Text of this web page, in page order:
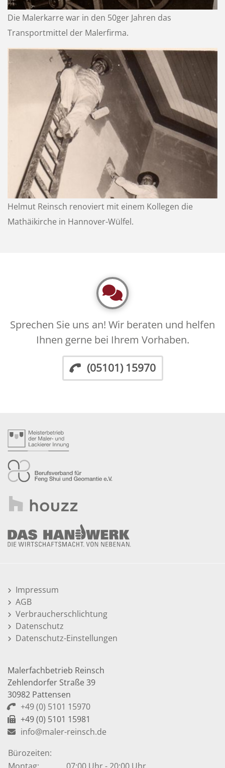
Die Malerkarre war in den 50ger Jahren das
Transportmittel der Malerfirma.
Helmut Reinsch renoviert mit einem Kollegen die
Mathäikirche in Hannover-Wülfel.
Sprechen Sie uns an! Wir beraten und helfen
Ihnen gerne bei Ihrem Vorhaben.
(05101) 15970
Impressum
AGB
Verbraucherschlichtung
Datenschutz
Datenschutz-Einstellungen
Malerfachbetrieb Reinsch
Zehlendorfer Straße 39
30982 Pattensen
+49 (0) 5101 15970
+49 (0) 5101 15981
info@maler-reinsch.de
Bürozeiten:
Montag:
07:00 Uhr - 20:00 Uhr